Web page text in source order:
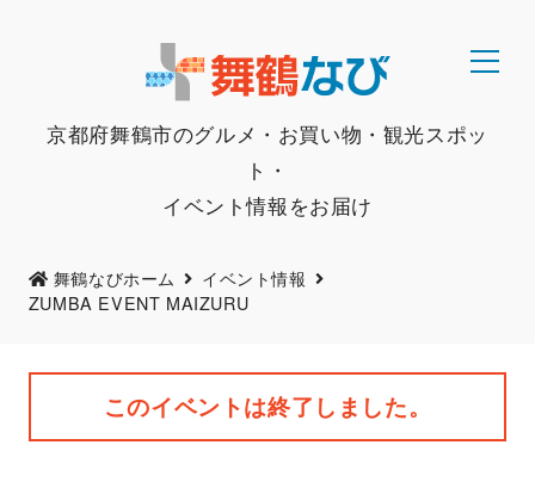
京都府舞鶴市のグルメ・お買い物・観光スポッ
ト・
イベント情報をお届け
舞鶴なびホーム
イベント情報
ZUMBA EVENT MAIZURU
このイベントは終了しました。